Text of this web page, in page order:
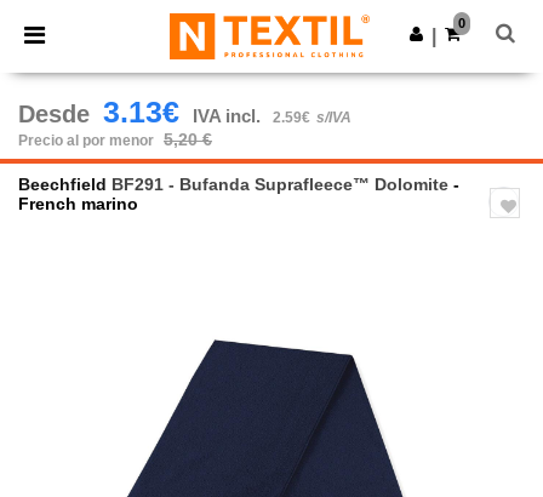
× App de Ntextil
¡Mejores precios en app!
Descargar app
0
Desde 3.13€ IVA incl. 2.59€ s/IVA
Precio al por menor 5,20 €
Beechfield BF291 - Bufanda Suprafleece™ Dolomite -
French marino